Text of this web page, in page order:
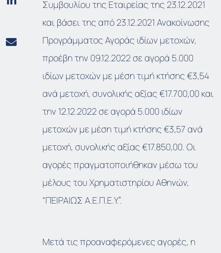
Συμβουλίου της Εταιρείας της 23.12.2021
και βάσει της από 23.12.2021 Ανακοίνωσης
Προγράμματος Αγοράς ιδίων μετοχών,
προέβη την 09.12.2022 σε αγορά 5.000
ιδίων μετοχών με μέση τιμή κτήσης €3,54
ανά μετοχή, συνολικής αξίας €17.700,00 και
την 12.12.2022 σε αγορά 5.000 ιδίων
μετοχών με μέση τιμή κτήσης €3,57 ανά
μετοχή, συνολικής αξίας €17.850,00. Οι
αγορές πραγματοποιήθηκαν μέσω του
μέλους του Χρηματιστηρίου Αθηνών,
“ΠΕΙΡΑΙΩΣ Α.Ε.Π.Ε.Υ.”.
Μετά τις προαναφερόμενες αγορές, η